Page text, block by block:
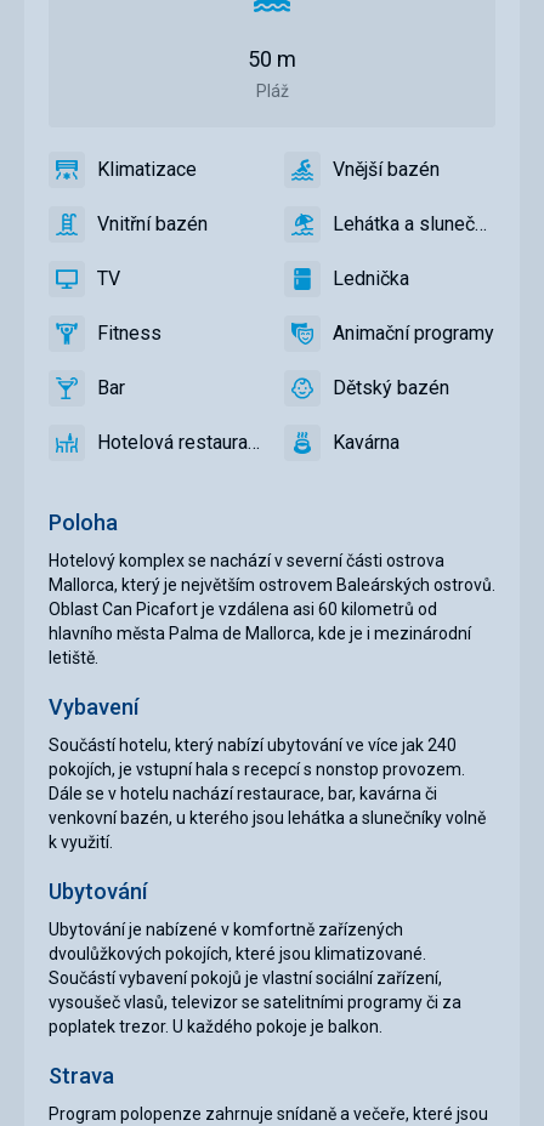
Poloha
Hotelový komplex se nachází v severní části ostrova
Mallorca, který je největším ostrovem Baleárských ostrovů.
Oblast Can Picafort je vzdálena asi 60 kilometrů od
hlavního města Palma de Mallorca, kde je i mezinárodní
letiště.
Vybavení
Součástí hotelu, který nabízí ubytování ve více jak 240
pokojích, je vstupní hala s recepcí s nonstop provozem.
Dále se v hotelu nachází restaurace, bar, kavárna či
venkovní bazén, u kterého jsou lehátka a slunečníky volně
k využití.
Ubytování
Ubytování je nabízené v komfortně zařízených
dvoulůžkových pokojích, které jsou klimatizované.
Součástí vybavení pokojů je vlastní sociální zařízení,
vysoušeč vlasů, televizor se satelitními programy či za
poplatek trezor. U každého pokoje je balkon.
Strava
Program polopenze zahrnuje snídaně a večeře, které jsou
Vzdálenost
pláže
Pláž
50 m
Klimatizace
Klimatizace
ano
VnějšíVnější bazén
ano
VnitřníVnitřní bazén
ano
Lehátka
slunečníky
bazénu
Lehátka a slunečníky u
ano
TV TV
ano LedničkaLednička
ano
FitnessFitness
ano
Animační
Animační programy
ano
Bar Bar
ano
DětskýDětský bazén
ano
HotelováHotelová restaurace
ano KavárnaKavárna
ano